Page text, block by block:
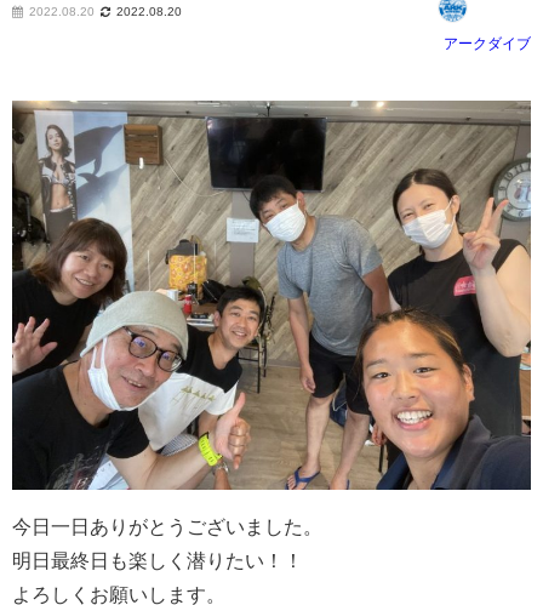
2022.08.20 2022.08.20
アークダイブ
今日一日ありがとうございました。
明日最終日も楽しく潜りたい！！
よろしくお願いします。